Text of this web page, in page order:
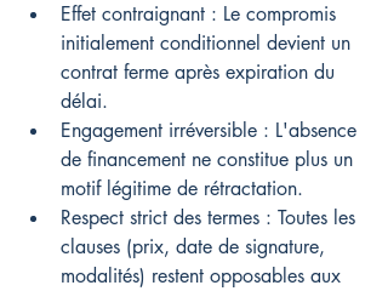
Effet contraignant : Le compromis
initialement conditionnel devient un
contrat ferme après expiration du
délai.
Engagement irréversible : L'absence
de financement ne constitue plus un
motif légitime de rétractation.
Respect strict des termes : Toutes les
clauses (prix, date de signature,
modalités) restent opposables aux